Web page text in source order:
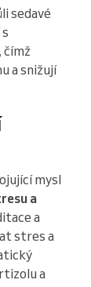
sedavé
čímž
a snižují
mysl
a
a
stres a
a